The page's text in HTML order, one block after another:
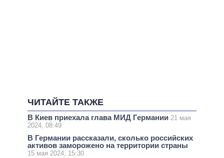
ЧИТАЙТЕ ТАКЖЕ
В Киев приехала глава МИД Германии 21 мая
2024, 08:49
В Германии рассказали, сколько российских
активов заморожено на территории страны
15 мая 2024, 15:30